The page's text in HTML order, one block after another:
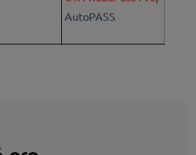
AutoPASS